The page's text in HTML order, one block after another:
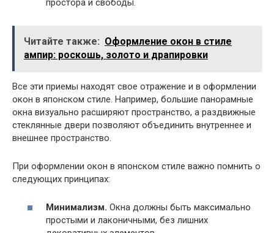
Читайте также: Оформление окон в стиле
ампир: роскошь, золото и драпировки
Все эти приемы находят свое отражение и в оформлении
окон в японском стиле. Например, большие панорамные
окна визуально расширяют пространство, а раздвижные
стеклянные двери позволяют объединить внутреннее и
внешнее пространство.
При оформлении окон в японском стиле важно помнить о
следующих принципах:
Минимализм. Окна должны быть максимально
простыми и лаконичными, без лишних